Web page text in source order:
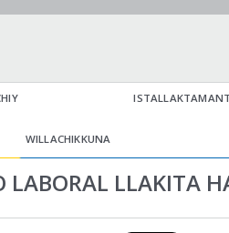
WILLACHIKKUNA
LLAKITA